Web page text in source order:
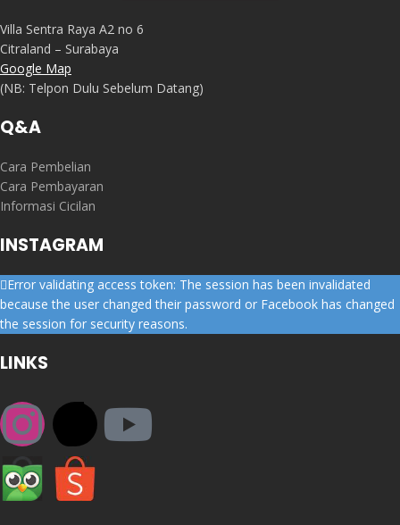
Villa Sentra Raya A2 no 6
Citraland – Surabaya
Google Map
(NB: Telpon Dulu Sebelum Datang)
Q&A
Cara Pembelian
Cara Pembayaran
Informasi Cicilan
INSTAGRAM
Error validating access token: The session has been invalidated
because the user changed their password or Facebook has changed
the session for security reasons.
LINKS